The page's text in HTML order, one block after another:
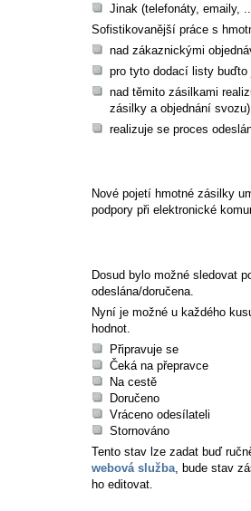
Jinak (telefonáty, emaily,
Sofistikovanější práce s
nad zákaznickými
pro tyto dodací listy
nad těmito zásilkami
zásilky a objednání svozu)
realizuje se proces
Nové pojetí hmotné zásilky
podpory při elektronické
Dosud bylo možné sledovat
odeslána/doručena.
Nyní je možné u každého
hodnot.
Připravuje se
Čeká na přepravce
Na cestě
Doručeno
Vráceno odesílateli
Stornováno
Tento stav lze zadat buď
webová služba , bude stav
ho editovat.